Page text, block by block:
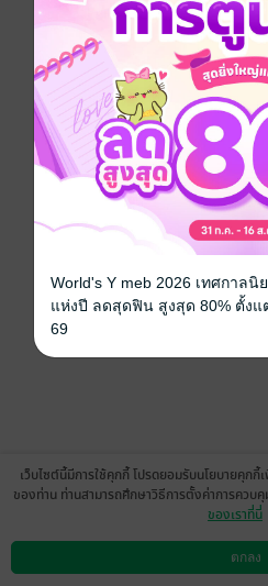
เว็บไซต์นี้มีการใช้คุกกี้ โปรดยอมรับนโยบายคุก
ของท่าน ท่านสามารถศึกษาวิธีการตั้งค่าการควบ
ของเราที่นี่
ตกลง
World's Y meb 2026 เทศกาล
แห่งปี ลดสุดฟิน สูงสุด 80% ตั้งแ
69